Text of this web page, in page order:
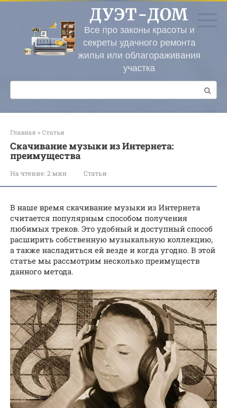
Перейти
контенту
ДУЭТ-ДОМ
Все про законы красоты и
секреты удачного ремонта
жилья или облагораживания
участка
Поиск:
Главная » Статьи
Скачивание музыки из Интернета:
преимущества
На чтение: 2 мин Статьи
В наше время скачивание музыки из Интернета
считается популярным способом получения
любимых треков. Это удобный и доступный способ
расширить собственную музыкальную коллекцию,
а также насладиться ей везде и когда угодно. В этой
статье мы рассмотрим несколько преимуществ
данного метода.